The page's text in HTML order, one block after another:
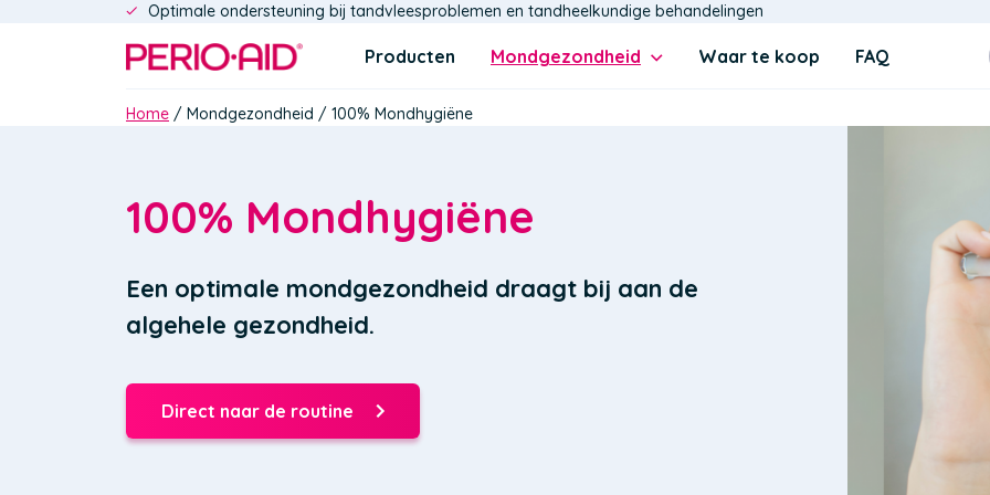
Navigatie
Producten Mondgezondheid Waar te koop FAQ
Optimale ondersteuning bij tandvleesproblemen en tandheelkundige behandelingen
Kruimelpad
Home Mondgezondheid 100% Mondhygiëne
100% Mondhygiëne
Een optimale mondgezondheid draagt bij aan de
algehele gezondheid.
Direct naar de routine